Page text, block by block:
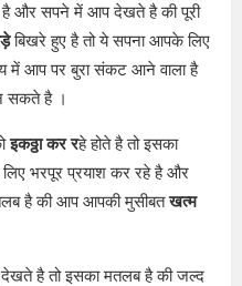
और सपने में आप देखते है की पूरी
बिखरे हुए है तो ये सपना आपके लिए
में आप पर बुरा संकट आने वाला है
सकते है ।
इकठ्ठा कर रहे होते है तो इसका
भरपूर प्रयाश कर रहे है और
है की आप आपकी मुसीबतखत्म
है तो इसका मतलब है की जल्द